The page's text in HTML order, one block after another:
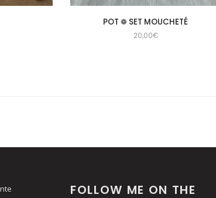
POT ❁ SET MOUCHETÉ
20,00€
FOLLOW ME ON THE